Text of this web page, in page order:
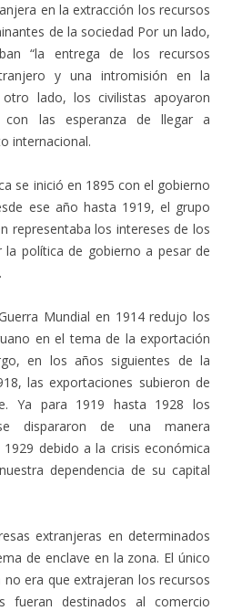
en la extracción los recursos
de la sociedad Por un lado,
“la entrega de los recursos
y una intromisión en la
otro lado, los civilistas apoyaron
las esperanza de llegar a
internacional.
se inició en 1895 con el gobierno
ese año hasta 1919, el grupo
representaba los intereses de los
política de gobierno a pesar de
Mundial en 1914 redujo los
en el tema de la exportación
en los años siguientes de la
las exportaciones subieron de
Ya para 1919 hasta 1928 los
dispararon de una manera
debido a la crisis económica
dependencia de su capital
extranjeras en determinados
de enclave en la zona. El único
era que extrajeran los recursos
destinados al comercio